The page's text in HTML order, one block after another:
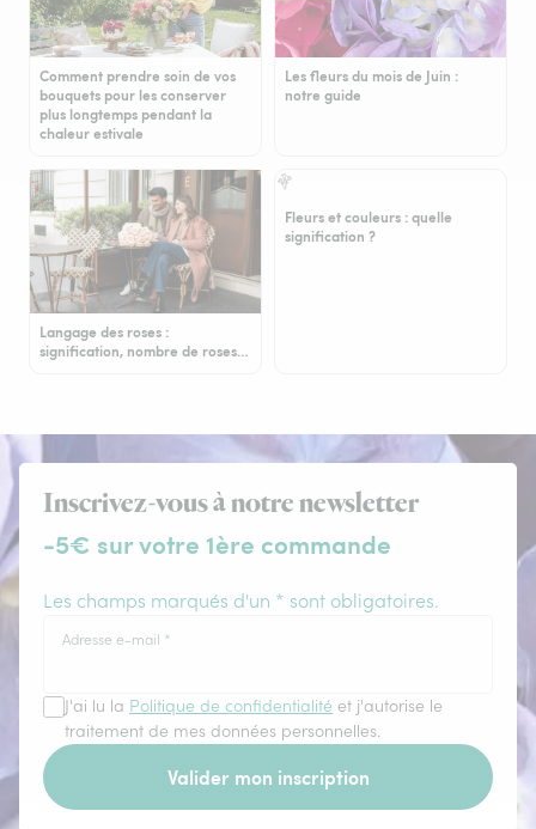
Comment prendre soin de vos
bouquets pour les conserver
plus longtemps pendant la
chaleur estivale
Les fleurs du mois de Juin :
notre guide
Langage des roses :
signification, nombre de roses…
Fleurs et couleurs : quelle
signification ?
Inscrivez-vous à notre newsletter
-5€ sur votre 1ère commande
Les champs marqués d'un * sont obligatoires.
Adresse e-mail *
J'ai lu la Politique de confidentialité et j'autorise le
traitement de mes données personnelles.
Valider mon inscription